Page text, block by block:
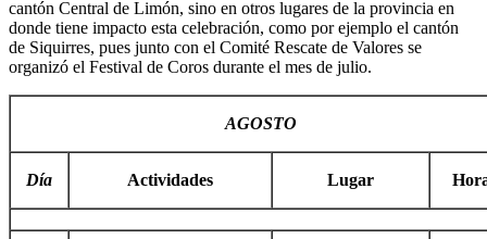
cantón Central de Limón, sino en otros lugares de la provincia en
donde tiene impacto esta celebración, como por ejemplo el cantón
de Siquirres, pues junto con el Comité Rescate de Valores se
organizó el Festival de Coros durante el mes de julio.
AGOSTO
Día Actividades Lugar